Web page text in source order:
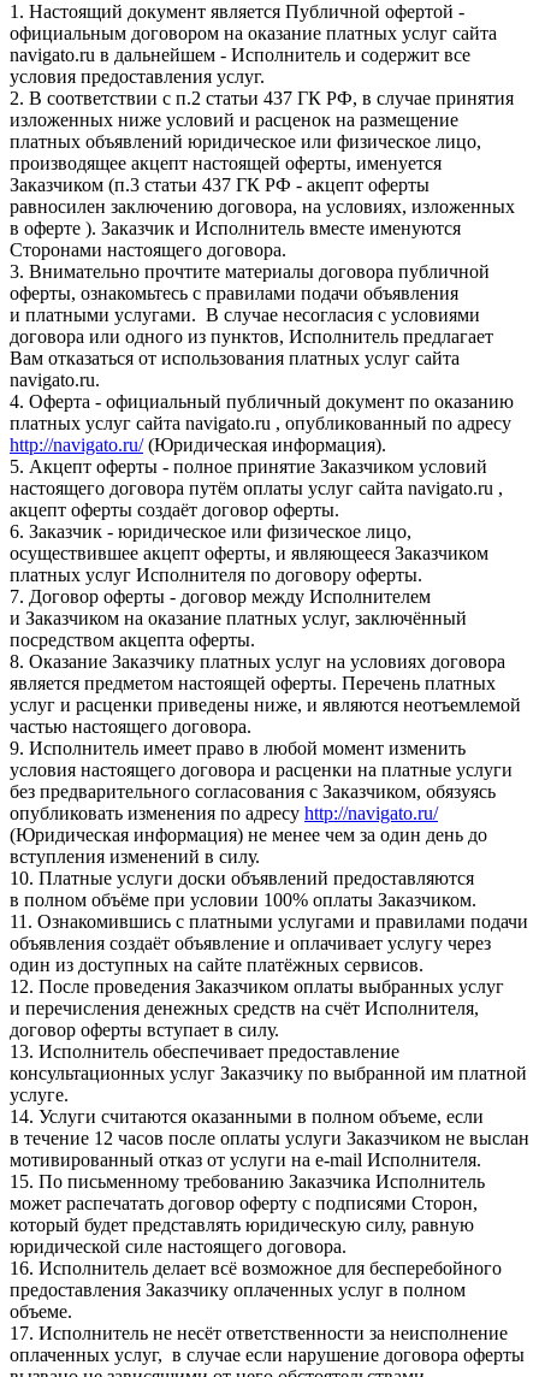
1. Настоящий документ является Публичной офертой -
официальным договором на оказание платных услуг сайта
navigato.ru в дальнейшем - Исполнитель и содержит все
условия предоставления услуг.
2. В соответствии с п.2 статьи 437 ГК РФ, в случае принятия
изложенных ниже условий и расценок на размещение
платных объявлений юридическое или физическое лицо,
производящее акцепт настоящей оферты, именуется
Заказчиком (п.3 статьи 437 ГК РФ - акцепт оферты
равносилен заключению договора, на условиях, изложенных
в оферте ). Заказчик и Исполнитель вместе именуются
Сторонами настоящего договора.
3. Внимательно прочтите материалы договора публичной
оферты, ознакомьтесь с правилами подачи объявления
и платными услугами. В случае несогласия с условиями
договора или одного из пунктов, Исполнитель предлагает
Вам отказаться от использования платных услуг сайта
navigato.ru.
4. Оферта - официальный публичный документ по оказанию
платных услуг сайта navigato.ru , опубликованный по адресу
http://navigato.ru/(Юридическая информация).
5. Акцепт оферты - полное принятие Заказчиком условий
настоящего договора путём оплаты услуг сайта navigato.ru ,
акцепт оферты создаёт договор оферты.
6. Заказчик - юридическое или физическое лицо,
осуществившее акцепт оферты, и являющееся Заказчиком
платных услуг Исполнителя по договору оферты.
7. Договор оферты - договор между Исполнителем
и Заказчиком на оказание платных услуг, заключённый
посредством акцепта оферты.
8. Оказание Заказчику платных услуг на условиях договора
является предметом настоящей оферты. Перечень платных
услуг и расценки приведены ниже, и являются неотъемлемой
частью настоящего договора.
9. Исполнитель имеет право в любой момент изменить
условия настоящего договора и расценки на платные услуги
без предварительного согласования с Заказчиком, обязуясь
опубликовать изменения по адресу http://navigato.ru/
(Юридическая информация) не менее чем за один день до
вступления изменений в силу.
10. Платные услуги доски объявлений предоставляются
в полном объёме при условии 100% оплаты Заказчиком.
11. Ознакомившись с платными услугами и правилами подачи
объявления создаёт объявление и оплачивает услугу через
один из доступных на сайте платёжных сервисов.
12. После проведения Заказчиком оплаты выбранных услуг
и перечисления денежных средств на счёт Исполнителя,
договор оферты вступает в силу.
13. Исполнитель обеспечивает предоставление
консультационных услуг Заказчику по выбранной им платной
услуге.
14. Услуги считаются оказанными в полном объеме, если
в течение 12 часов после оплаты услуги Заказчиком не выслан
мотивированный отказ от услуги на e-mail Исполнителя.
15. По письменному требованию Заказчика Исполнитель
может распечатать договор оферту с подписями Сторон,
который будет представлять юридическую силу, равную
юридической силе настоящего договора.
16. Исполнитель делает всё возможное для бесперебойного
предоставления Заказчику оплаченных услуг в полном
объеме.
17. Исполнитель не несёт ответственности за неисполнение
оплаченных услуг, в случае если нарушение договора оферты